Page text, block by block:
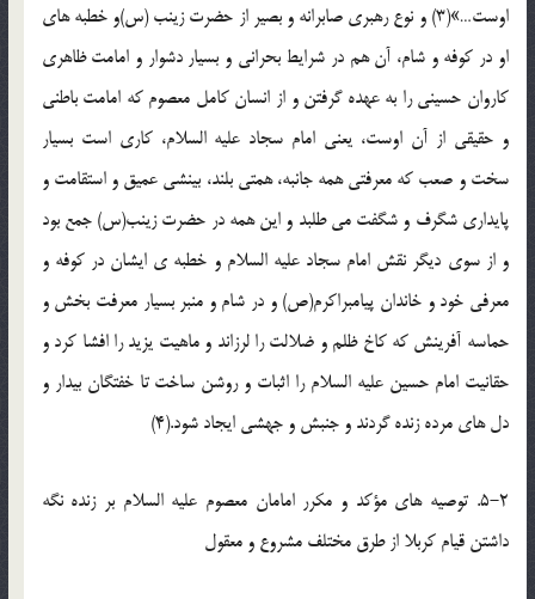
اوست…»(3) و نوع رهبري صابرانه و بصير از حضرت زينب (س)و خطبه هاي
او در کوفه و شام، آن هم در شرايط بحراني و بسيار دشوار و امامت ظاهري
کاروان حسيني را به عهده گرفتن و از انسان کامل معصوم که امامت باطني
و حقيقي از آن اوست، يعني امام سجاد عليه السلام، کاري است بسيار
سخت و صعب که معرفتي همه جانبه، همتي بلند، بينشي عميق و استقامت و
پايداري شگرف و شگفت مي طلبد و اين همه در حضرت زينب(س) جمع بود
و از سوي ديگر نقش امام سجاد عليه السلام و خطبه ي ايشان در کوفه و
معرفي خود و خاندان پيامبراکرم(ص) و در شام و منبر بسيار معرفت بخش و
حماسه آفرينش که کاخ ظلم و ضلالت را لرزاند و ماهيت يزيد را افشا کرد و
حقانيت امام حسين عليه السلام را اثبات و روشن ساخت تا خفتگان بيدار و
دل هاي مرده زنده گردند و جنبش و جهشي ايجاد شود.(4)
5-2. توصيه هاي مؤکد و مکرر امامان معصوم عليه السلام بر زنده نگه
داشتن قيام کربلا از طرق مختلف مشروع و معقول